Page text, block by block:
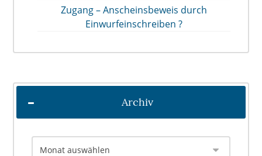
Zugang – Anscheinsbeweis durch
Einwurfeinschreiben ?
Archiv